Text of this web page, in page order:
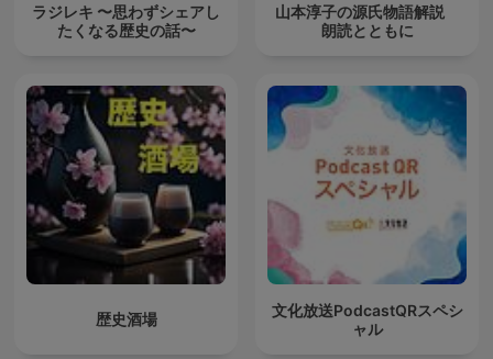
ラジレキ 〜思わずシェアし
たくなる歴史の話〜
山本淳子の源氏物語解説
朗読とともに
歴史酒場
文化放送PodcastQRスペシ
ャル